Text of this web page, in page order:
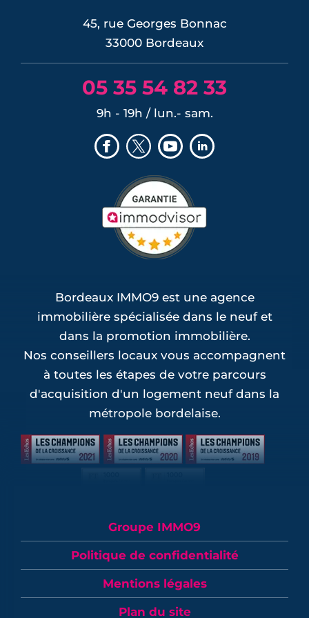
45, rue Georges Bonnac
33000 Bordeaux
05 35 54 82 33
9h - 19h / lun.- sam.
Bordeaux IMMO9 est une agence
immobilière spécialisée dans le neuf et
dans la promotion immobilière.
Nos conseillers locaux vous accompagnent
à toutes les étapes de votre parcours
d'acquisition d'un logement neuf dans la
métropole bordelaise.
Groupe IMMO9
Politique de confidentialité
Mentions légales
Plan du site